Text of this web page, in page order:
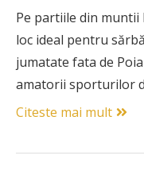
Pe partiile din
loc ideal pentru
jumatate fata de
amatorii sporturilor
Citeste mai mult